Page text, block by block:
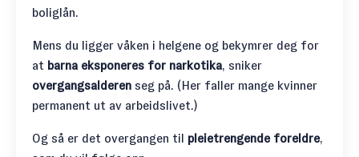
boliglån.
Mens du ligger våken i helgene og bekymrer deg for
at barna eksponeres for narkotika, sniker
overgangsalderen seg på. (Her faller mange kvinner
permanent ut av arbeidslivet.)
Og så er det overgangen til pleietrengende foreldre,